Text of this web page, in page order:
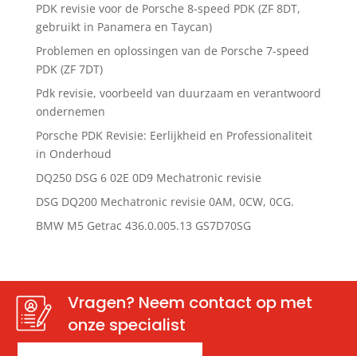
PDK revisie voor de Porsche 8-speed PDK (ZF 8DT,
gebruikt in Panamera en Taycan)
Problemen en oplossingen van de Porsche 7-speed
PDK (ZF 7DT)
Pdk revisie, voorbeeld van duurzaam en verantwoord
ondernemen
Porsche PDK Revisie: Eerlijkheid en Professionaliteit
in Onderhoud
DQ250 DSG 6 02E 0D9 Mechatronic revisie
DSG DQ200 Mechatronic revisie 0AM, 0CW, 0CG.
BMW M5 Getrac 436.0.005.13 GS7D70SG
Vragen? Neem contact op met
onze specialist